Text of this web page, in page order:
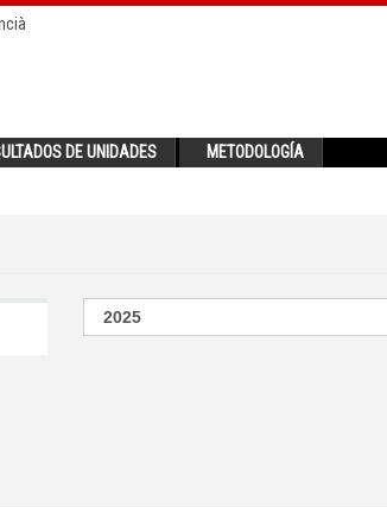
DE UNIDADES METODOLOGÍA